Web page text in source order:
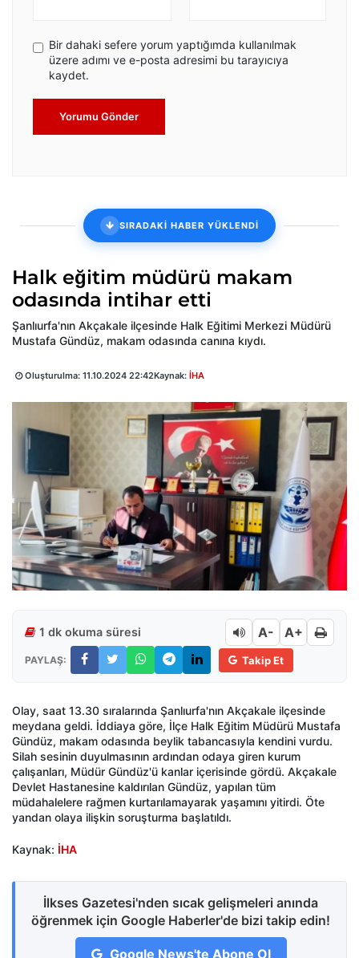
Bir dahaki sefere yorum yaptığımda kullanılmak
üzere adımı ve e-posta adresimi bu tarayıcıya
kaydet.
Yorumu Gönder
SIRADAKİ HABER YÜKLENDİ
Halk eğitim müdürü makam
odasında intihar etti
Şanlıurfa'nın Akçakale ilçesinde Halk Eğitimi Merkezi Müdürü
Mustafa Gündüz, makam odasında canına kıydı.
Oluşturulma: 11.10.2024 22:42Kaynak: İHA
1 dk okuma süresi A- A+
PAYLAŞ: Takip Et
Olay, saat 13.30 sıralarında Şanlıurfa'nın Akçakale ilçesinde
meydana geldi. İddiaya göre, İlçe Halk Eğitim Müdürü Mustafa
Gündüz, makam odasında beylik tabancasıyla kendini vurdu.
Silah sesinin duyulmasının ardından odaya giren kurum
çalışanları, Müdür Gündüz'ü kanlar içerisinde gördü. Akçakale
Devlet Hastanesine kaldırılan Gündüz, yapılan tüm
müdahalelere rağmen kurtarılamayarak yaşamını yitirdi. Öte
yandan olaya ilişkin soruşturma başlatıldı.
Kaynak: İHA
İlkses Gazetesi'nden sıcak gelişmeleri anında
öğrenmek için Google Haberler'de bizi takip edin!
Google News'te Abone Ol